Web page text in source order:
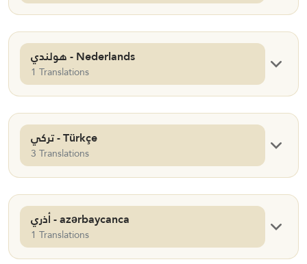
هولندي - Nederlands
1 Translations
تركي - Türkçe
3 Translations
أذري - azərbaycanca
1 Translations